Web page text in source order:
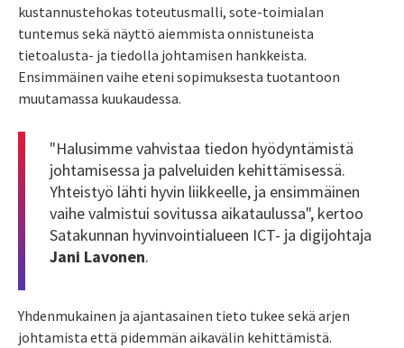
kustannustehokas toteutusmalli, sote-toimialan
tuntemus sekä näyttö aiemmista onnistuneista
tietoalusta- ja tiedolla johtamisen hankkeista.
Ensimmäinen vaihe eteni sopimuksesta tuotantoon
muutamassa kuukaudessa.
"Halusimme vahvistaa tiedon hyödyntämistä
johtamisessa ja palveluiden kehittämisessä.
Yhteistyö lähti hyvin liikkeelle, ja ensimmäinen
vaihe valmistui sovitussa aikataulussa", kertoo
Satakunnan hyvinvointialueen ICT- ja digijohtaja
Jani Lavonen.
Yhdenmukainen ja ajantasainen tieto tukee sekä arjen
johtamista että pidemmän aikavälin kehittämistä.